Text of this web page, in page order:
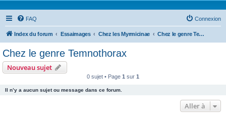
FAQ Connexion
Index du forum Essaimages Chez les Myrmicinae Chez le genre Temnothorax
Chez le genre Temnothorax
Nouveau sujet
0 sujet • Page 1 sur 1
Il n’y a aucun sujet ou message dans ce forum.
Aller à